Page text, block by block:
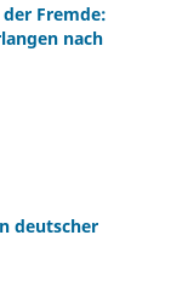
Fremde:
nach
deutscher